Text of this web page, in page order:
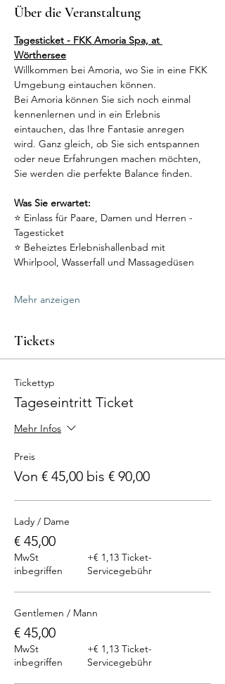
Über die Veranstaltung
Tagesticket - FKK Amoria Spa, at
Wörthersee
Willkommen bei Amoria, wo Sie in eine FKK
Umgebung eintauchen können.
Bei Amoria können Sie sich noch einmal
kennenlernen und in ein Erlebnis
eintauchen, das Ihre Fantasie anregen
wird. Ganz gleich, ob Sie sich entspannen
oder neue Erfahrungen machen möchten,
Sie werden die perfekte Balance finden.
Was Sie erwartet:
⭐ Einlass für Paare, Damen und Herren -
Tagesticket
⭐ Beheiztes Erlebnishallenbad mit
Whirlpool, Wasserfall und Massagedüsen
Mehr anzeigen
Tickets
Tickettyp
Tageseintritt Ticket
Mehr Infos
Preis
Von € 45,00 bis € 90,00
Lady / Dame
€ 45,00
MwSt
inbegriffen
+€ 1,13 Ticket-
Servicegebühr
Gentlemen / Mann
€ 45,00
MwSt
inbegriffen
+€ 1,13 Ticket-
Servicegebühr